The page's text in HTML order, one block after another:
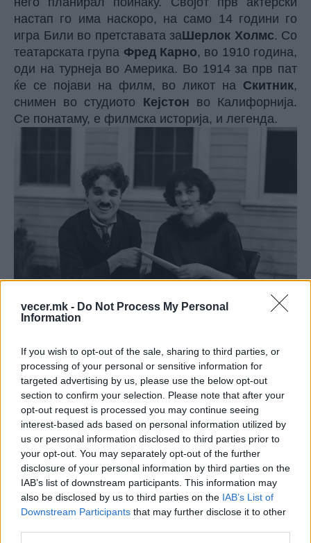
vecer.mk - Do Not Process My Personal
Information
If you wish to opt-out of the sale, sharing to third parties, or
processing of your personal or sensitive information for
targeted advertising by us, please use the below opt-out
section to confirm your selection. Please note that after your
opt-out request is processed you may continue seeing
interest-based ads based on personal information utilized by
us or personal information disclosed to third parties prior to
your opt-out. You may separately opt-out of the further
disclosure of your personal information by third parties on the
IAB’s list of downstream participants. This information may
also be disclosed by us to third parties on the IAB’s List of
Downstream Participants that may further disclose it to other
настап го има наскоро, на само 14 години го
игра Били во претставата заШерлок Холмс. Со
театарската група Фред Карно, во 1910 година,
оди на турнеја во Америка. Во 1914 за прв пат
ќе се појави на филм, во ликот на Скитник,
снимен во студиото Кејстон во Калифорнија.
Се понатаму, е филмска историја, и легенда.
Кога во 1919 година го основа
лик на немиот филм, а партнери му се
ѕвездите
Мери Пикфорд, Даглас Фернбанкс,
Д.В. Грифит… следат ремек
делата:Циркус(1928),Светлините на
велеградот (1931), Модерни
времиња(1936),Големиот диктатор(1940)…
се до последниот негов филмГрофицата од
Хонг Конг(1967).
Дури и во триесеттите, кога почнува доминација
на звучните филмови Чарли Чаплин решава да